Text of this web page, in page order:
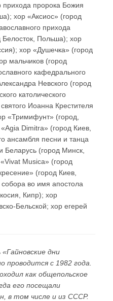
прихода пророка Божия
хор «Аксиос» (город
прихода
Польша); хор
хор «Душечка» (город
мальчиков (город
кафедрального
Невского (город
католического
Иоанна Крестителя
«Тримифунт» (город,
Dimitra» (город Киев,
ансамбля песни и танца
Беларусь (город Минск,
Musica» (город
(город Киев,
во имя апостола
Кипр); хор
Бельской; хор егерей
дни
проводится с 1982 года.
как общепольское
его посещали
в том числе и из СССР.